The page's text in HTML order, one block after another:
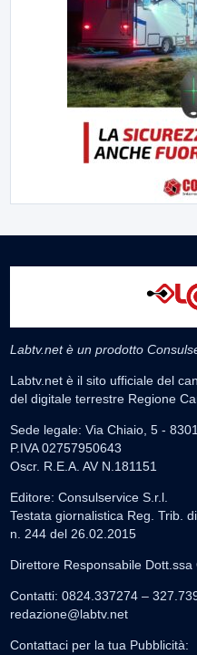
Labtv.net è un prodotto
Labtv.net è il sito ufficiale del
del digitale terrestre Regione
Sede legale: Via Chiaio, 5 -
P.IVA 02757950643
Oscr. R.E.A. AV N.181151
Editore: Consulservice S.r.l.
Testata giornalistica Reg. Trib.
n. 244 del 26.02.2015
Direttore Responsabile Dott.ssa
Contatti: 0824.337274 –
redazione@labtv.net
Contattaci per la tua Pubblicità: